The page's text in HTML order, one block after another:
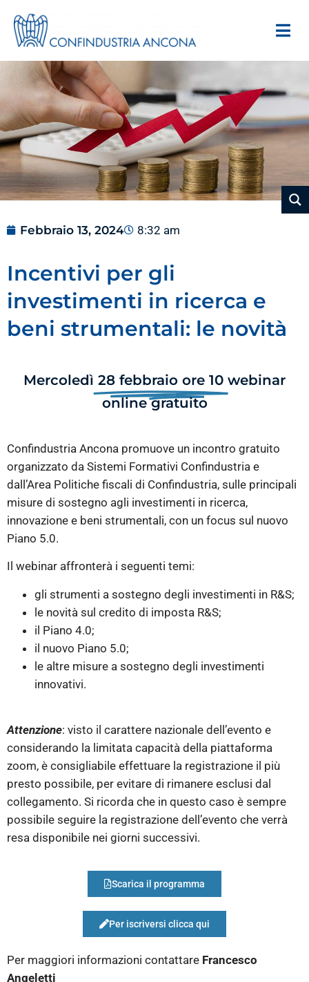
Febbraio 13, 2024 8:32 am
Incentivi per gli
investimenti in ricerca e
beni strumentali: le novità
Mercoledì 28 febbraio ore 10 webinar
online gratuito
Confindustria Ancona promuove un incontro gratuito
organizzato da Sistemi Formativi Confindustria e
dall’Area Politiche fiscali di Confindustria, sulle principali
misure di sostegno agli investimenti in ricerca,
innovazione e beni strumentali, con un focus sul nuovo
Piano 5.0.
Il webinar affronterà i seguenti temi:
gli strumenti a sostegno degli investimenti in R&S;
le novità sul credito di imposta R&S;
il Piano 4.0;
il nuovo Piano 5.0;
le altre misure a sostegno degli investimenti
innovativi.
Attenzione: visto il carattere nazionale dell’evento e
considerando la limitata capacità della piattaforma
zoom, è consigliabile effettuare la registrazione il più
presto possibile, per evitare di rimanere esclusi dal
collegamento. Si ricorda che in questo caso è sempre
possibile seguire la registrazione dell’evento che verrà
resa disponibile nei giorni successivi.
Scarica il programma
Per iscriversi clicca qui
Per maggiori informazioni contattare Francesco
Angeletti